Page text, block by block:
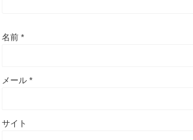
名前 *
メール *
サイト